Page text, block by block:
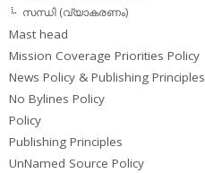
സന്ധി (വ്യാകരണം)
Mast head
Mission Coverage Priorities Policy
News Policy & Publishing Principles
No Bylines Policy
Policy
Publishing Principles
UnNamed Source Policy